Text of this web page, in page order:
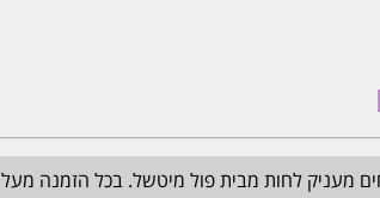
הוא:
₪179.לחות מבית פול מיטשל. בכל הזמנה מעל 349₪. עד חצות.